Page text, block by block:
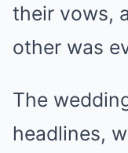
their vows,
other was
The
headlines,